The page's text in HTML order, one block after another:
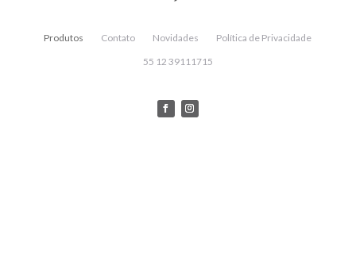
Produtos Contato Novidades
Política de Privacidade
55 12 39111715